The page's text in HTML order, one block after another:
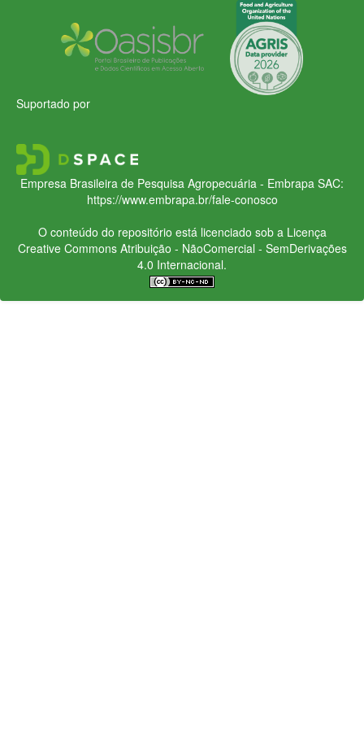
Suportado por
Empresa Brasileira de Pesquisa Agropecuária - Embrapa SAC:
https://www.embrapa.br/fale-conosco
O conteúdo do repositório está licenciado sob a Licença
Creative CommonsAtribuição - NãoComercial - SemDerivações
4.0 Internacional.